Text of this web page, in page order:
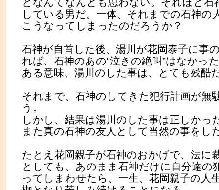
している男だ。一体、それまでの石神の
こうなってしまったのだろうか？
石神が自首した後、湯川が花岡泰子に事
れば、石神のあの“泣きの絶叫”はなかっ
ある意味、湯川のした事は、とても残酷
それまで、石神のしてきた犯行計画が無
う。
しかし、結果は湯川のした事は正しかっ
また真の石神の友人として当然の事をし
たとえ花岡親子が石神のおかげで、法に
としても、あのまま石神だけに自分達の
ってしまわせたら、一生、花岡親子の人